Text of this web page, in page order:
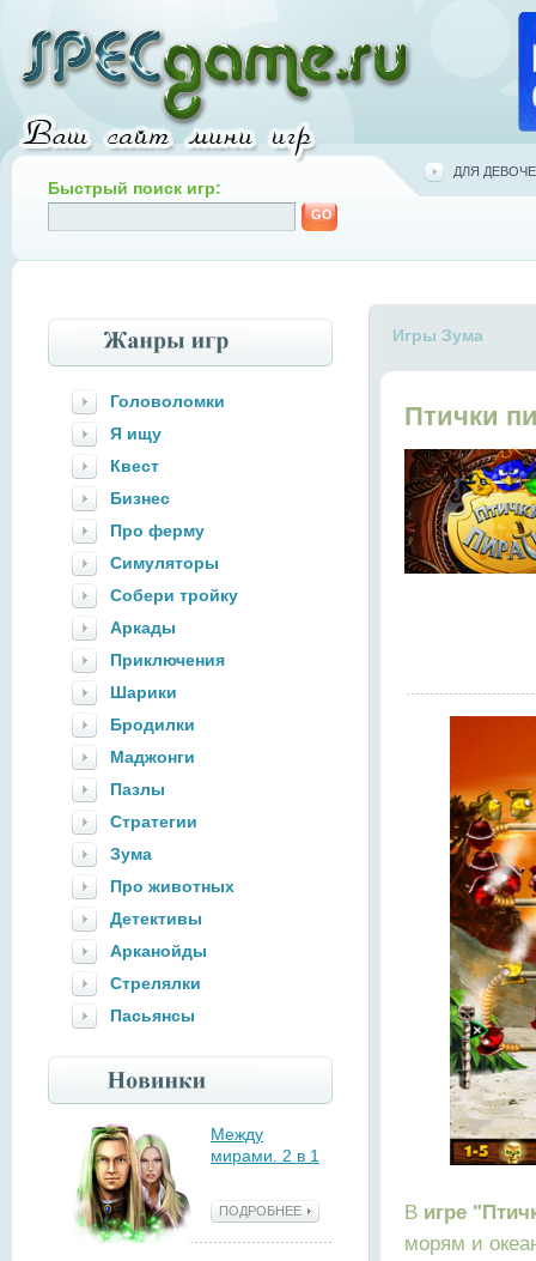
ДЛЯ
Быстрый поиск игр:
Головоломки
Я ищу
Квест
Бизнес
Про ферму
Симуляторы
Собери тройку
Аркады
Приключения
Шарики
Бродилки
Маджонги
Пазлы
Стратегии
Зума
Про животных
Детективы
Арканойды
Стрелялки
Пасьянсы
Между
мирами. 2 в 1
ПОДРОБНЕЕ
Игры Зума
Птички
В игре
морям и